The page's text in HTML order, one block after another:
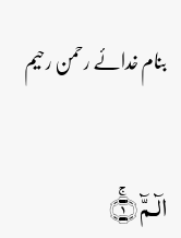
بنام خدائے رحمن رحیم
الٓـمّٓ ۚ﴿۱﴾